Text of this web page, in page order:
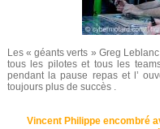
Les « géants verts » Greg
tous les pilotes et tous les
pendant la pause repas et l’
toujours plus de succès .
Vincent Philippe encombré